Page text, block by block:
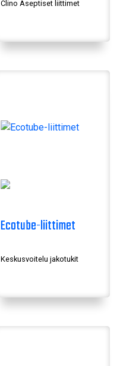
Clino Aseptiset liittimet
Ecotube-liittimet
Keskusvoitelu jakotukit